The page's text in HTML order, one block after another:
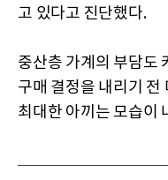
고 있다고 진단했다.
중산층 가계의 부담도
구매 결정을 내리기 전
최대한 아끼는 모습이